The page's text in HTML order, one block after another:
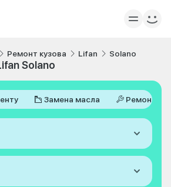
Ремонт кузова Lifan Solano
Solano
Замена масла Ремонт